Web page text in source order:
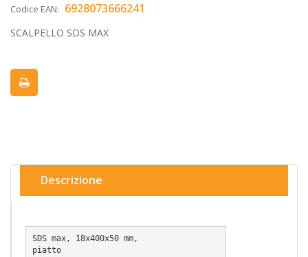
Codice EAN: 6928073666241
SCALPELLO SDS MAX
Descrizione
SDS max, 18x400x50 mm,
piatto